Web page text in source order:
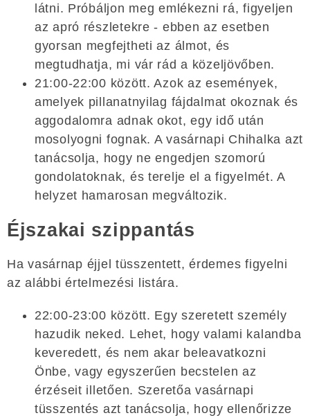
látni. Próbáljon meg emlékezni rá, figyeljen
az apró részletekre - ebben az esetben
gyorsan megfejtheti az álmot, és
megtudhatja, mi vár rád a közeljövőben.
21:00-22:00 között. Azok az események,
amelyek pillanatnyilag fájdalmat okoznak és
aggodalomra adnak okot, egy idő után
mosolyogni fognak. A vasárnapi Chihalka azt
tanácsolja, hogy ne engedjen szomorú
gondolatoknak, és terelje el a figyelmét. A
helyzet hamarosan megváltozik.
Éjszakai szippantás
Ha vasárnap éjjel tüsszentett, érdemes figyelni
az alábbi értelmezési listára.
22:00-23:00 között. Egy szeretett személy
hazudik neked. Lehet, hogy valami kalandba
keveredett, és nem akar beleavatkozni
Önbe, vagy egyszerűen becstelen az
érzéseit illetően. Szeretőa vasárnapi
tüsszentés azt tanácsolja, hogy ellenőrizze